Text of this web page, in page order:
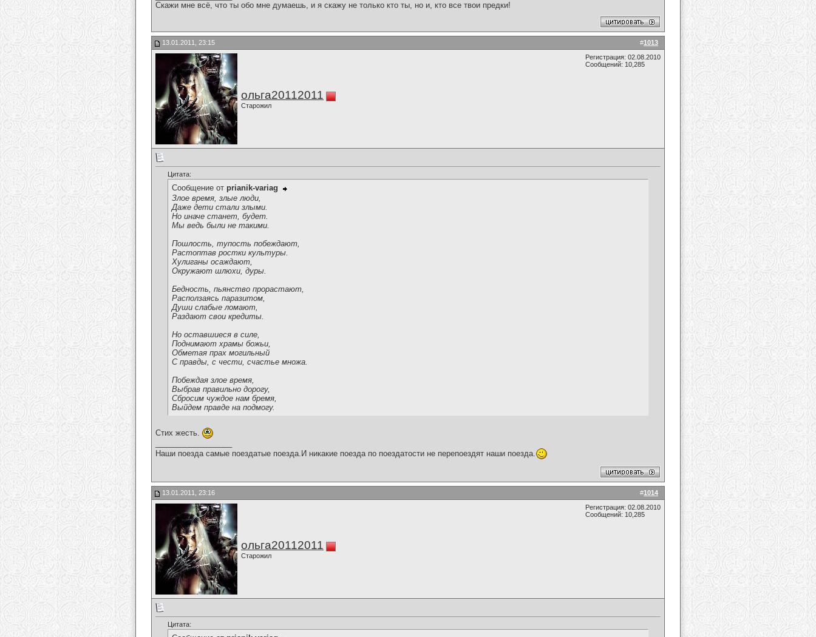
Скажи мне всё, что ты обо мне думаешь, и я скажу не только кто ты, но и, кто все твои предки!
#1013
13.01.2011, 23:15
ольга20112011
Старожил
Регистрация: 02.08.2010
Сообщений: 10,285
Цитата:
Сообщение от prianik-variag
Злое время, злые люди,
Даже дети стали злыми.
Но иначе станет, будет.
Мы ведь были не такими.
Пошлость, тупость побеждают,
Растоптав ростки культуры.
Хулиганы осаждают,
Окружают шлюхи, дуры.
Бедность, пьянство прорастают,
Расползаясь паразитом,
Души слабые ломают,
Раздают свои кредиты.
Но оставшиеся в силе,
Поднимают храмы божьи,
Обметая прах могильный
С правды, с чести, счастье множа.
Побеждая злое время,
Выбрав правильно дорогу,
Сбросим чуждое нам бремя,
Выйдем правде на подмогу.
Стих жесть.
Наши поезда самые поездатые поезда.И никакие поезда по поездатости не перепоездят наши поезда.
#1014
13.01.2011, 23:16
ольга20112011
Старожил
Регистрация: 02.08.2010
Сообщений: 10,285
Цитата: